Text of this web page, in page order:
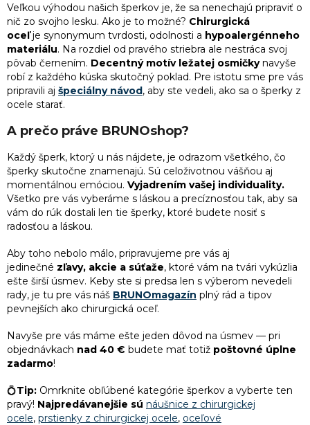
v
ý
p
i
s
u
Veľkou výhodou našich šperkov je, že sa nenechajú pripraviť o
nič zo svojho lesku. Ako je to možné? Chirurgická
oceľje synonymum tvrdosti, odolnosti a hypoalergénneho
materiálu. Na rozdiel od pravého striebra ale nestráca svoj
pôvab černením. Decentný motív ležatej osmičkynavyše
robí z každého kúska skutočný poklad. Pre istotu sme pre vás
pripravili aj špeciálny návod, aby ste vedeli, ako sa o šperky z
ocele starať.
A prečo práve BRUNOshop?
Každý šperk, ktorý u nás nájdete, je odrazom všetkého, čo
šperky skutočne znamenajú. Sú celoživotnou vášňou aj
momentálnou emóciou. Vyjadrením vašej individuality.
Všetko pre vás vyberáme s láskou a precíznosťou tak, aby sa
vám do rúk dostali len tie šperky, ktoré budete nosiť s
radosťou a láskou.
Aby toho nebolo málo, pripravujeme pre vás aj
jedinečné zľavy, akcie a súťaže, ktoré vám na tvári vykúzlia
ešte širší úsmev. Keby ste si predsa len s výberom nevedeli
rady, je tu pre vás náš BRUNOmagazín plný rád a tipov
pevnejších ako chirurgická oceľ.
Navyše pre vás máme ešte jeden dôvod na úsmev — pri
objednávkach nad 40 € budete mať totiž poštovné úplne
zadarmo!
💍Tip: Omrknite obľúbené kategórie šperkov a vyberte ten
pravý! Najpredávanejšie sú náušnice z chirurgickej
ocele, prstienky z chirurgickej ocele, oceľové